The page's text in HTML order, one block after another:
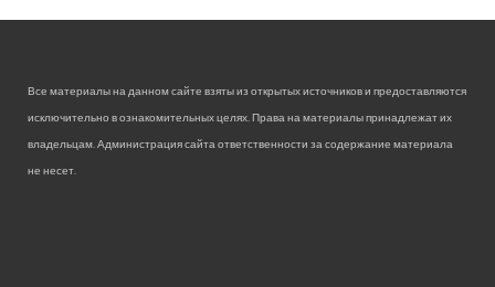
Все материалы на данном сайте взяты из открытых источников и предоставляются
исключительно в ознакомительных целях. Права на материалы принадлежат их
владельцам. Администрация сайта ответственности за содержание материала
не несет.